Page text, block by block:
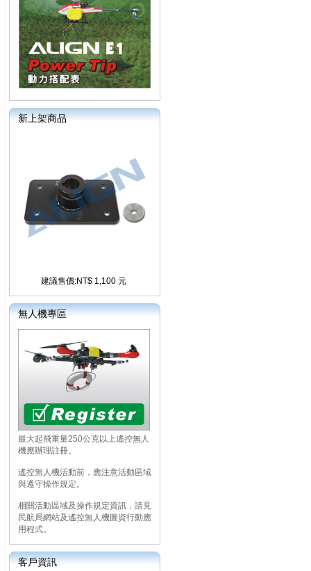
新上架商品
建議售價:NT$ 1,100 元
無人機專區
最大起飛重量250公克以上遙控無人
機應辦理註冊。
遙控無人機活動前，應注意活動區域
與遵守操作規定。
相關活動區域及操作規定資訊，請見
民航局網站及遙控無人機圖資行動應
用程式。
客戶資訊